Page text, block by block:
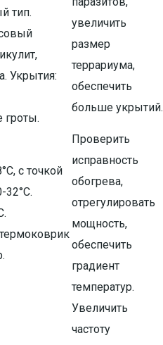
тип.
Укрытия:
гроты.
увеличить
размер
террариума,
обеспечить
больше укрытий.
с точкой
32°C.
Проверить
исправность
обогрева,
отрегулировать
мощность,
обеспечить
градиент
температур.
Увеличить
частоту